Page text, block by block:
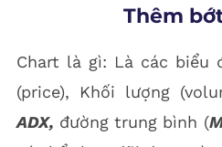
Thêm
Chart là gì: Là các biểu
(price), Khối lượng
ADX, đường trung bình (